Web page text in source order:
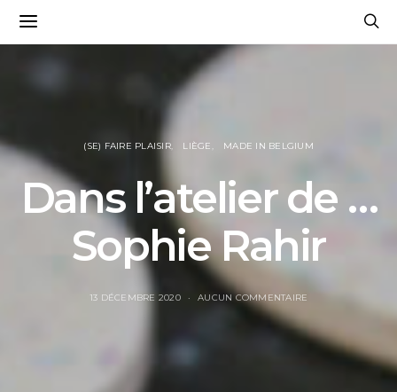
(SE) FAIRE PLAISIR LIÈGE MADE IN BELGIUM
Dans l’atelier de …
Sophie Rahir
13 DÉCEMBRE 2020 AUCUN COMMENTAIRE